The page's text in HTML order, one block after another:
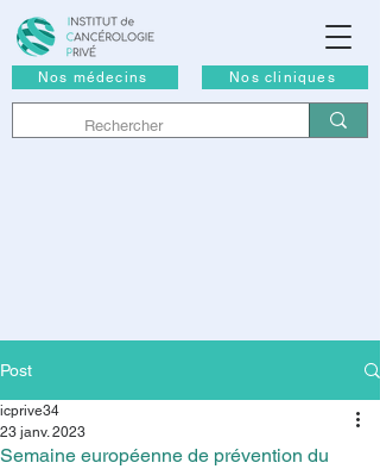
Nos médecins Nos cliniques
Post
Semaine européenne de prévention du
icprive34
23 janv. 2023